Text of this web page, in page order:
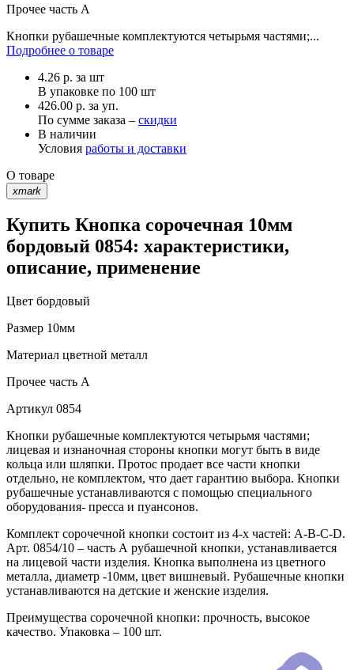
Прочее часть A
Кнопки рубашечные комплектуются четырьмя частями;...
Подробнее о товаре
4.26 р. за шт
В упаковке по 100 шт
426.00 р. за уп.
По сумме заказа – скидки
В наличии
Условия работы и доставки
О товаре
xmark
Купить Кнопка сорочечная 10мм
бордовый 0854: характеристики,
описание, применение
Цвет бордовый
Размер 10мм
Материал цветной металл
Прочее часть A
Артикул 0854
Кнопки рубашечные комплектуются четырьмя частями;
лицевая и изнаночная стороны кнопки могут быть в виде
кольца или шляпки. Протос продает все части кнопки
отдельно, не комплектом, что дает гарантию выбора. Кнопки
рубашечные устанавливаются с помощью специального
оборудования- пресса и пуансонов.
Комплект сорочечной кнопки состоит из 4-х частей: А-В-С-D.
Арт. 0854/10 – часть А рубашечной кнопки, устанавливается
на лицевой части изделия. Кнопка выполнена из цветного
металла, диаметр -10мм, цвет вишневый. Рубашечные кнопки
устанавливаются на детские и женские изделия.
Преимущества сорочечной кнопки: прочность, высокое
качество. Упаковка – 100 шт.